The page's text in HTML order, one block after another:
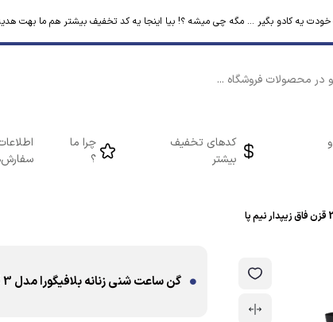
خودت یه کادو بگیر ... مگه چی میشه ؟! بیا اینجا یه کد تخفیف بیشتر هم ما بهت
کدهای تخفیف
بیشتر
چرا ما
؟
گن ساعت شنی زنانه بلافیگورا مدل 3 قزن فاق زیپدار نیم پا